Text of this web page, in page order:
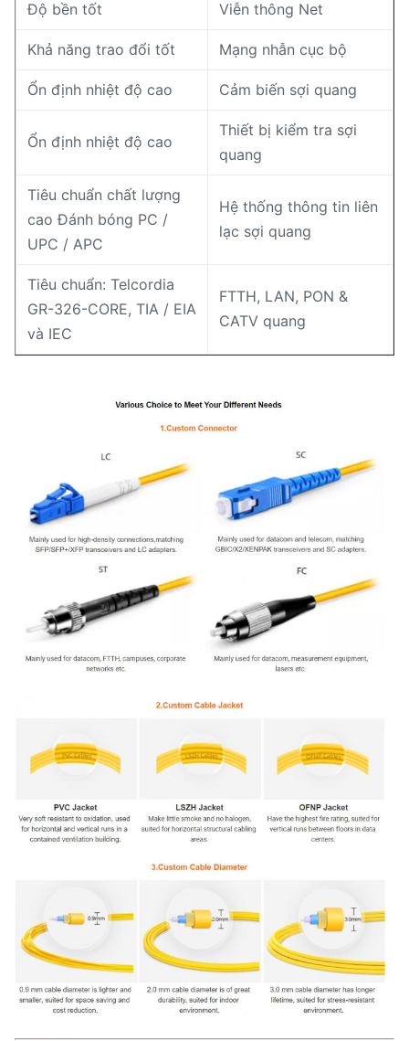
Độ bền tốt Viễn thông Net
Khả năng trao đổi tốt Mạng nhẫn cục bộ
Ổn định nhiệt độ cao Cảm biến sợi quang
Ổn định nhiệt độ cao
Thiết bị kiểm tra sợi
quang
Tiêu chuẩn chất lượng
cao Đánh bóng PC /
UPC / APC
Hệ thống thông tin liên
lạc sợi quang
Tiêu chuẩn: Telcordia
GR-326-CORE, TIA / EIA
và IEC
FTTH, LAN, PON &
CATV quang